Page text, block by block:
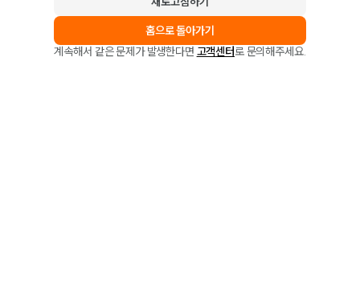
홈으로 돌아가기
계속해서 같은 문제가 발생한다면 고객센터로 문의해주세요.